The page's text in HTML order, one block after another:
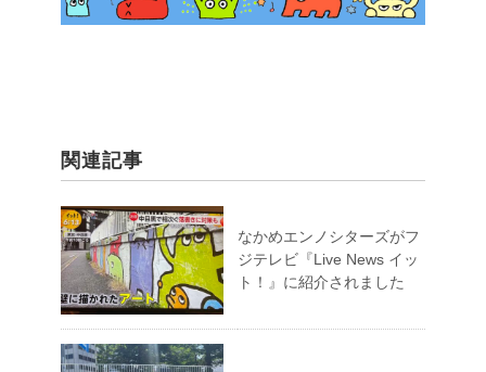
関連記事
なかめエンノシターズがフ
ジテレビ『Live News イッ
ト！』に紹介されました